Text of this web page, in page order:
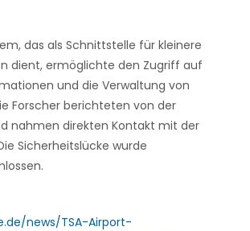
das als Schnittstelle für kleinere
dient, ermöglichte den Zugriff auf
und die Verwaltung von
Forscher berichteten von der
nahmen direkten Kontakt mit der
Sicherheitslücke wurde
news/TSA-Airport-